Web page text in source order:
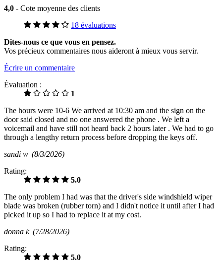
4,0 - Cote moyenne des clients
18 évaluations
Dites-nous ce que vous en pensez.
Vos précieux commentaires nous aideront à mieux vous servir.
Écrire un commentaire
Évaluation :
1
The hours were 10-6 We arrived at 10:30 am and the sign on the
door said closed and no one answered the phone . We left a
voicemail and have still not heard back 2 hours later . We had to go
through a lengthy return process before dropping the keys off.
sandi w (8/3/2026)
Rating:
5.0
The only problem I had was that the driver's side windshield wiper
blade was broken (rubber torn) and I didn't notice it until after I had
picked it up so I had to replace it at my cost.
donna k (7/28/2026)
Rating:
5.0